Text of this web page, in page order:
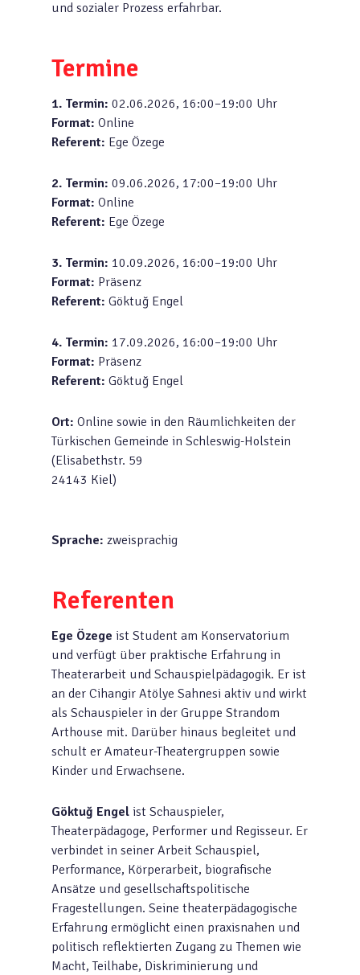
und sozialer Prozess erfahrbar.
Termine
1. Termin: 02.06.2026, 16:00–19:00 Uhr
Format: Online
Referent: Ege Özege
2. Termin: 09.06.2026, 17:00–19:00 Uhr
Format: Online
Referent: Ege Özege
3. Termin: 10.09.2026, 16:00–19:00 Uhr
Format: Präsenz
Referent: Göktuğ Engel
4. Termin: 17.09.2026, 16:00–19:00 Uhr
Format: Präsenz
Referent: Göktuğ Engel
Ort: Online sowie in den Räumlichkeiten der
Türkischen Gemeinde in Schleswig-Holstein
(Elisabethstr. 59
24143 Kiel)
Sprache: zweisprachig
Referenten
Ege Özege ist Student am Konservatorium
und verfügt über praktische Erfahrung in
Theaterarbeit und Schauspielpädagogik. Er ist
an der Cihangir Atölye Sahnesi aktiv und wirkt
als Schauspieler in der Gruppe Strandom
Arthouse mit. Darüber hinaus begleitet und
schult er Amateur-Theatergruppen sowie
Kinder und Erwachsene.
Göktuğ Engel ist Schauspieler,
Theaterpädagoge, Performer und Regisseur. Er
verbindet in seiner Arbeit Schauspiel,
Performance, Körperarbeit, biografische
Ansätze und gesellschaftspolitische
Fragestellungen. Seine theaterpädagogische
Erfahrung ermöglicht einen praxisnahen und
politisch reflektierten Zugang zu Themen wie
Macht, Teilhabe, Diskriminierung und